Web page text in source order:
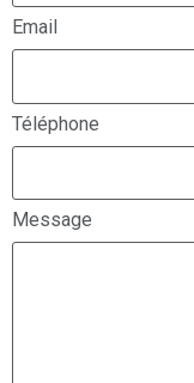
Email
Téléphone
Message